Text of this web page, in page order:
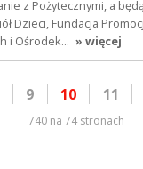
z Pożytecznymi, a
Dzieci, Fundacja
i Ośrodek… » więcej
9 10 11
740 na 74 stronach